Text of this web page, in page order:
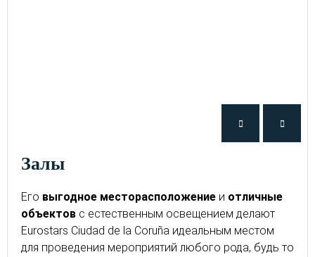
Залы
Его выгодное месторасположение и отличные
объектов c естественным освещением делают
Eurostars Ciudad de la Coruña идеальным местом
для проведения мероприятий любого рода, будь то